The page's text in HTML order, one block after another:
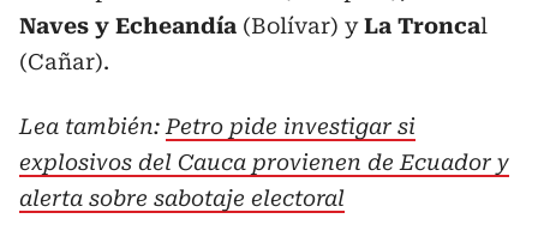
Naves y Echeandía (Bolívar) yLa Troncal
(Cañar).
Lea también: Petro pide investigar si
explosivos del Cauca provienen de Ecuador y
alerta sobre sabotaje electoral